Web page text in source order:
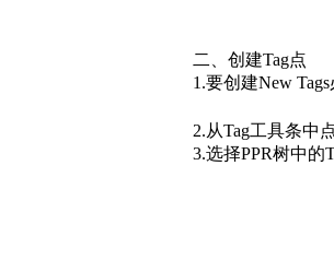
二、创建Tag点
1.要创建New
2.从Tag工具条中
3.选择PPR树中的